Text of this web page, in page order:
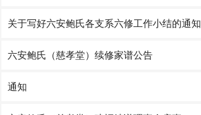
关于写好六安鲍氏各支系六修工作小结的通知
六安鲍氏（慈孝堂）续修家谱公告
通知